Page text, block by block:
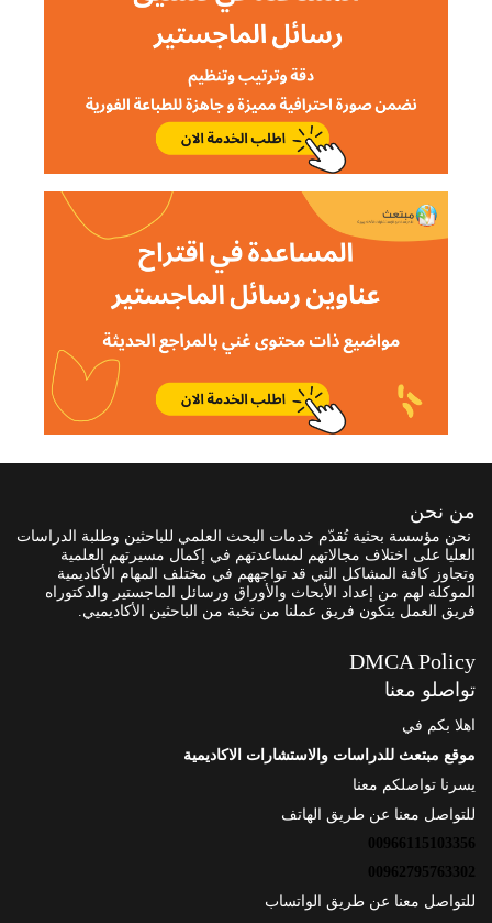
من نحن
نحن مؤسسة بحثية تُقدّم خدمات البحث العلمي للباحثين وطلبة الدراسات
العليا على اختلاف مجالاتهم لمساعدتهم في إكمال مسيرتهم العلمية
وتجاوز كافة المشاكل التي قد تواجههم في مختلف المهام الأكاديمية
الموكلة لهم من إعداد الأبحاث والأوراق ورسائل الماجستير والدكتوراه
فريق العمل يتكون فريق عملنا من نخبة من الباحثين الأكاديميي.
DMCA Policy
تواصلو معنا
اهلا بكم في
موقع مبتعث للدراسات والاستشارات الاكاديمية
يسرنا تواصلكم معنا
للتواصل معنا عن طريق الهاتف
00966115103356
00962795763302
للتواصل معنا عن طريق الواتساب